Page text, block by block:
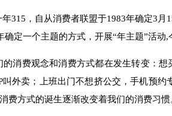
315，自从消费者联盟于1983年确定3月
确定一个主题的方式，开展“年主题”活动
消费观念和消费方式都在发生转变：想
叫外卖；上班出门不想挤公交，手机预约
费方式的诞生逐渐改变着我们的消费习惯